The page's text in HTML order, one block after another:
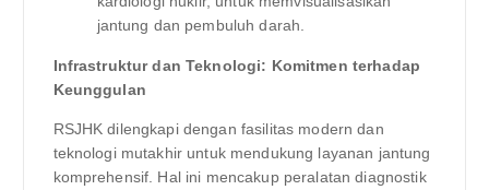
jantung dan pembuluh darah.
Infrastruktur dan Teknologi: Komitmen terhadap
Keunggulan
RSJHK dilengkapi dengan fasilitas modern dan
teknologi mutakhir untuk mendukung layanan jantung
komprehensif. Hal ini mencakup peralatan diagnostik